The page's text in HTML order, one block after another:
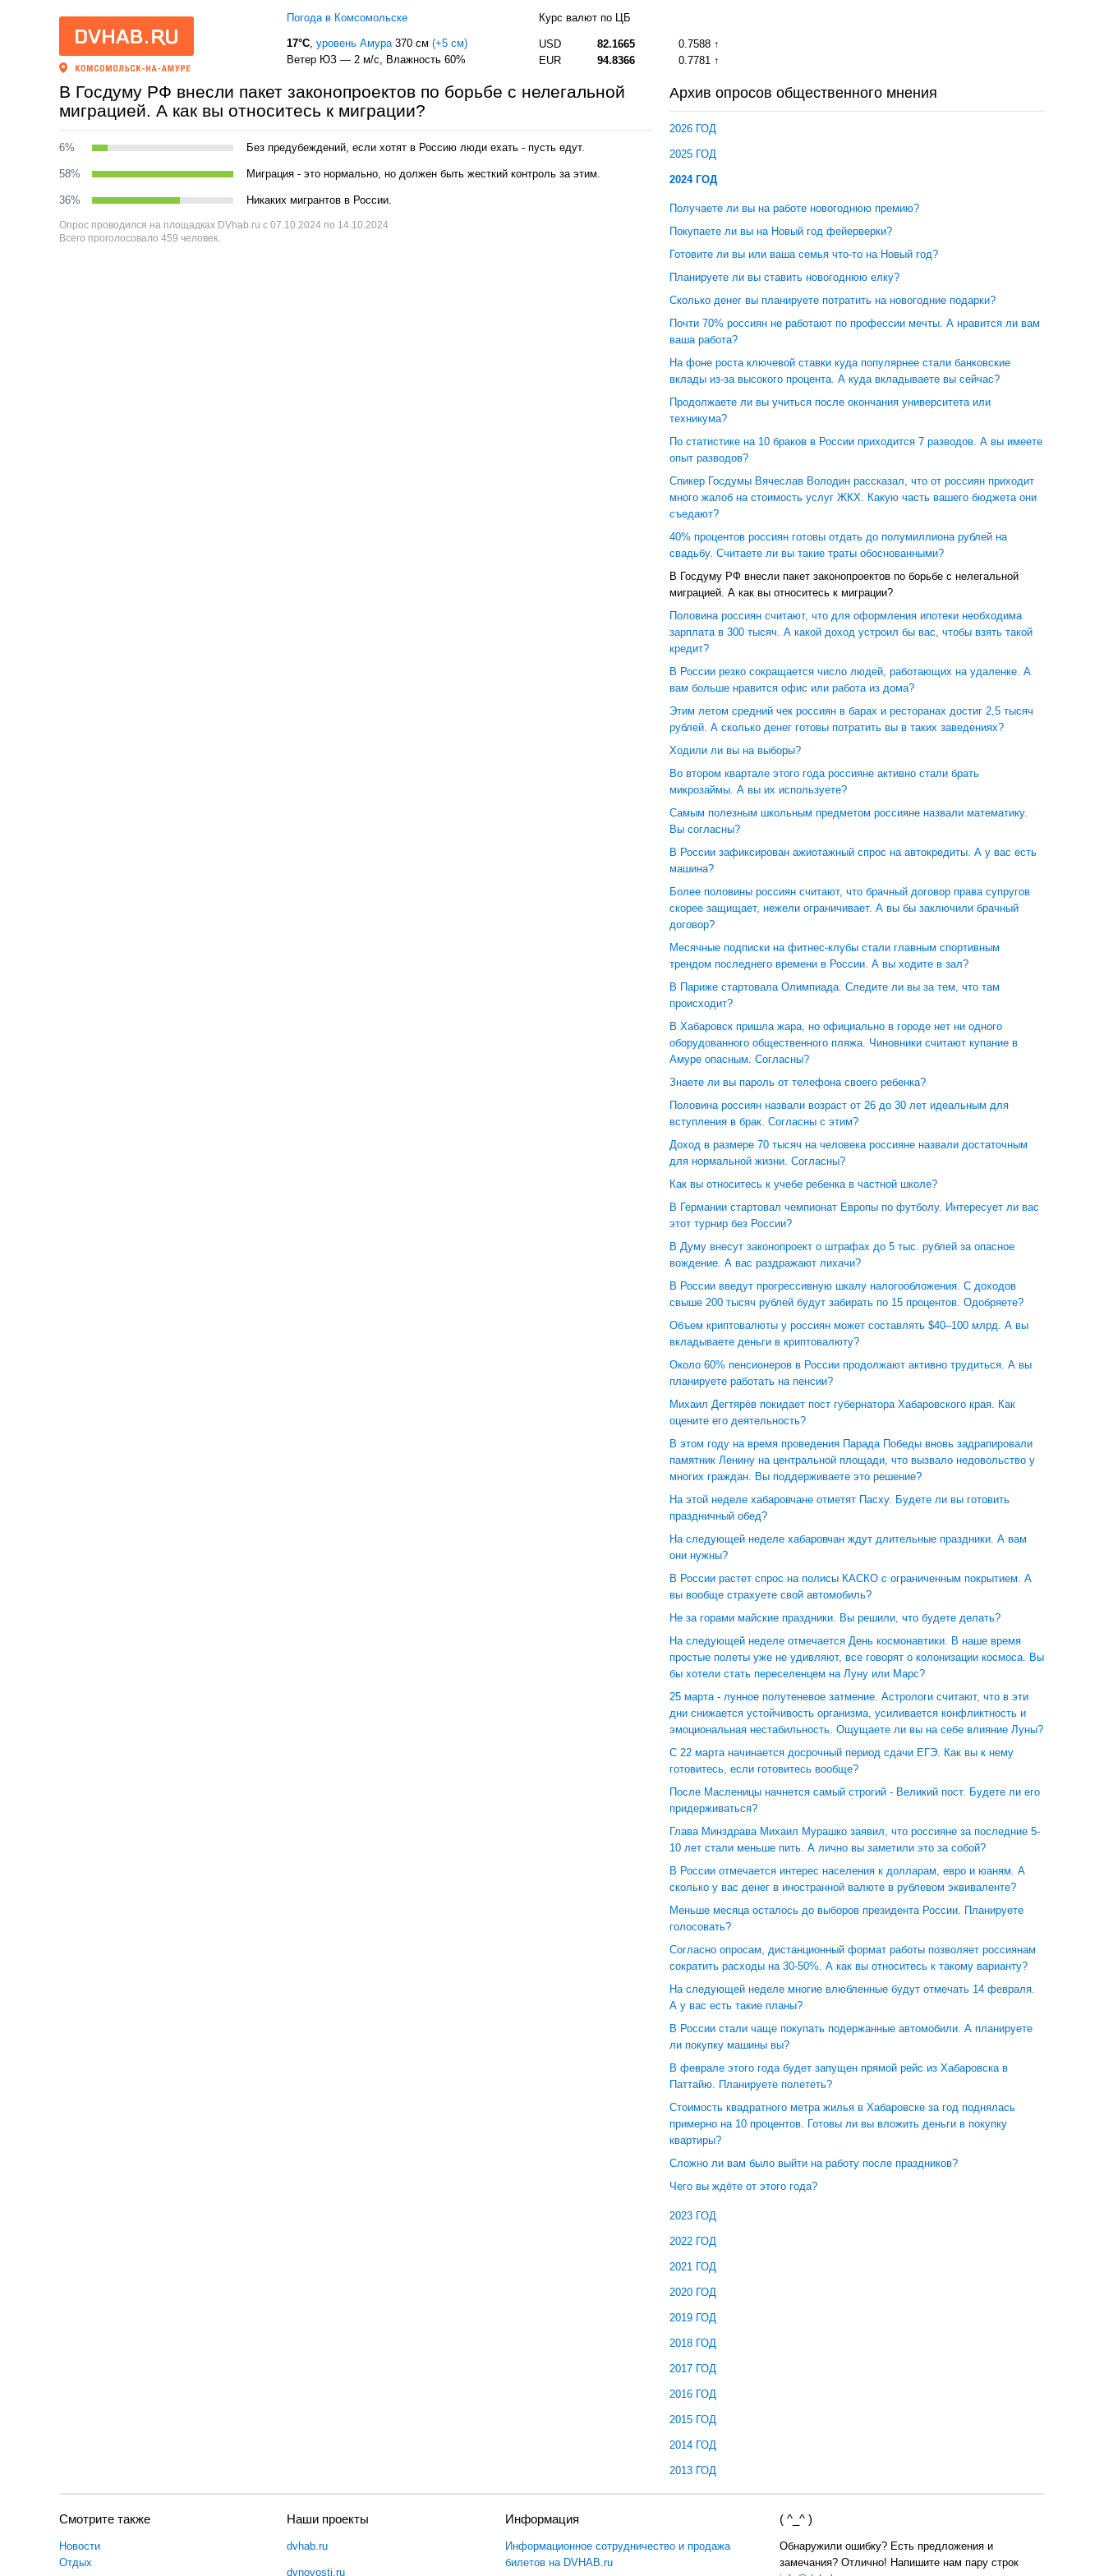
Погода в Комсомольске
17°C, уровень Амура370 см (+5 см)
Ветер ЮЗ — 2 м/с, Влажность 60%
Курс валют по ЦБ
USD 82.1665
0.7588
EUR
94.8366 0.7781
В Госдуму РФ внесли пакет законопроектов по борьбе с нелегальной
миграцией. А как вы относитесь к миграции?
6% Без предубеждений, если хотят в Россию люди ехать - пусть едут.
58% Миграция - это нормально, но должен быть жесткий контроль за этим.
36% Никаких мигрантов в России.
Опрос проводился на площадках DVhab.ru с 07.10.2024 по 14.10.2024
Всего проголосовало 459 человек.
Архив опросов общественного мнения
2026 ГОД
2025 ГОД
2024 ГОД
Получаете ли вы на работе новогоднюю премию?
Покупаете ли вы на Новый год фейерверки?
Готовите ли вы или ваша семья что-то на Новый год?
Планируете ли вы ставить новогоднюю елку?
Сколько денег вы планируете потратить на новогодние подарки?
Почти 70% россиян не работают по профессии мечты. А нравится ли вам
ваша работа?
На фоне роста ключевой ставки куда популярнее стали банковские
вклады из-за высокого процента. А куда вкладываете вы сейчас?
Продолжаете ли вы учиться после окончания университета или
техникума?
По статистике на 10 браков в России приходится 7 разводов. А вы имеете
опыт разводов?
Спикер Госдумы Вячеслав Володин рассказал, что от россиян приходит
много жалоб на стоимость услуг ЖКХ. Какую часть вашего бюджета они
съедают?
40% процентов россиян готовы отдать до полумиллиона рублей на
свадьбу. Считаете ли вы такие траты обоснованными?
В Госдуму РФ внесли пакет законопроектов по борьбе с нелегальной
миграцией. А как вы относитесь к миграции?
Половина россиян считают, что для оформления ипотеки необходима
зарплата в 300 тысяч. А какой доход устроил бы вас, чтобы взять такой
кредит?
В России резко сокращается число людей, работающих на удаленке. А
вам больше нравится офис или работа из дома?
Этим летом средний чек россиян в барах и ресторанах достиг 2,5 тысяч
рублей. А сколько денег готовы потратить вы в таких заведениях?
Ходили ли вы на выборы?
Во втором квартале этого года россияне активно стали брать
микрозаймы. А вы их используете?
Самым полезным школьным предметом россияне назвали математику.
Вы согласны?
В России зафиксирован ажиотажный спрос на автокредиты. А у вас есть
машина?
Более половины россиян считают, что брачный договор права супругов
скорее защищает, нежели ограничивает. А вы бы заключили брачный
договор?
Месячные подписки на фитнес-клубы стали главным спортивным
трендом последнего времени в России. А вы ходите в зал?
В Париже стартовала Олимпиада. Следите ли вы за тем, что там
происходит?
В Хабаровск пришла жара, но официально в городе нет ни одного
оборудованного общественного пляжа. Чиновники считают купание в
Амуре опасным. Согласны?
Знаете ли вы пароль от телефона своего ребенка?
Половина россиян назвали возраст от 26 до 30 лет идеальным для
вступления в брак. Согласны с этим?
Доход в размере 70 тысяч на человека россияне назвали достаточным
для нормальной жизни. Согласны?
Как вы относитесь к учебе ребенка в частной школе?
В Германии стартовал чемпионат Европы по футболу. Интересует ли вас
этот турнир без России?
В Думу внесут законопроект о штрафах до 5 тыс. рублей за опасное
вождение. А вас раздражают лихачи?
В России введут прогрессивную шкалу налогообложения. С доходов
свыше 200 тысяч рублей будут забирать по 15 процентов. Одобряете?
Объем криптовалюты у россиян может составлять $40–100 млрд. А вы
вкладываете деньги в криптовалюту?
Около 60% пенсионеров в России продолжают активно трудиться. А вы
планируете работать на пенсии?
Михаил Дегтярёв покидает пост губернатора Хабаровского края. Как
оцените его деятельность?
В этом году на время проведения Парада Победы вновь задрапировали
памятник Ленину на центральной площади, что вызвало недовольство у
многих граждан. Вы поддерживаете это решение?
На этой неделе хабаровчане отметят Пасху. Будете ли вы готовить
праздничный обед?
На следующей неделе хабаровчан ждут длительные праздники. А вам
они нужны?
В России растет спрос на полисы КАСКО с ограниченным покрытием. А
вы вообще страхуете свой автомобиль?
Не за горами майские праздники. Вы решили, что будете делать?
На следующей неделе отмечается День космонавтики. В наше время
простые полеты уже не удивляют, все говорят о колонизации космоса. Вы
бы хотели стать переселенцем на Луну или Марс?
25 марта - лунное полутеневое затмение. Астрологи считают, что в эти
дни снижается устойчивость организма, усиливается конфликтность и
эмоциональная нестабильность. Ощущаете ли вы на себе влияние Луны?
С 22 марта начинается досрочный период сдачи ЕГЭ. Как вы к нему
готовитесь, если готовитесь вообще?
После Масленицы начнется самый строгий - Великий пост. Будете ли его
придерживаться?
Глава Минздрава Михаил Мурашко заявил, что россияне за последние 5-
10 лет стали меньше пить. А лично вы заметили это за собой?
В России отмечается интерес населения к долларам, евро и юаням. А
сколько у вас денег в иностранной валюте в рублевом эквиваленте?
Меньше месяца осталось до выборов президента России. Планируете
голосовать?
Согласно опросам, дистанционный формат работы позволяет россиянам
сократить расходы на 30-50%. А как вы относитесь к такому варианту?
На следующей неделе многие влюбленные будут отмечать 14 февраля.
А у вас есть такие планы?
В России стали чаще покупать подержанные автомобили. А планируете
ли покупку машины вы?
В феврале этого года будет запущен прямой рейс из Хабаровска в
Паттайю. Планируете полететь?
Стоимость квадратного метра жилья в Хабаровске за год поднялась
примерно на 10 процентов. Готовы ли вы вложить деньги в покупку
квартиры?
Сложно ли вам было выйти на работу после праздников?
Чего вы ждёте от этого года?
2023 ГОД
2022 ГОД
2021 ГОД
2020 ГОД
2019 ГОД
2018 ГОД
2017 ГОД
2016 ГОД
2015 ГОД
2014 ГОД
2013 ГОД
Смотрите также
Новости
Отдых
Наши проекты
dvhab.ru
dvnovosti.ru
Информация
Информационное сотрудничество и продажа
билетов на DVHAB.ru
( ^_^ )
Обнаружили ошибку? Есть предложения и
замечания? Отлично! Напишите нам пару строк